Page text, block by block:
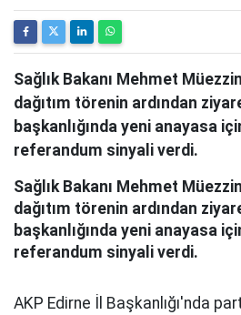
Sağlık Bakanı Mehmet
dağıtım törenin ardından
başkanlığında yeni anayasa
referandum sinyali verdi.
Sağlık Bakanı Mehmet
dağıtım törenin ardından
başkanlığında yeni anayasa
referandum sinyali verdi.
AKP Edirne İl Başkanlığı'nda